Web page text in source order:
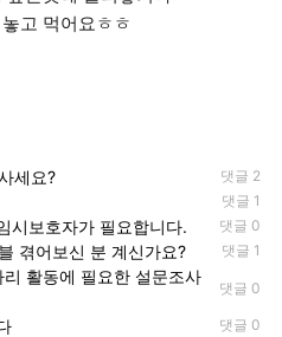
고 먹어요ㅎㅎ
세요? 댓글 2
댓글 1
시보호자가 필요합니다. 댓글 0
겪어보신 분 계신가요? 댓글 1
활동에 필요한 설문조사
댓글 0
댓글 0